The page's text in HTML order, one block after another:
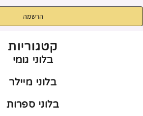
הרשמה
קטגוריות
בלוני גומי
בלוני מיילר
בלוני ספרות